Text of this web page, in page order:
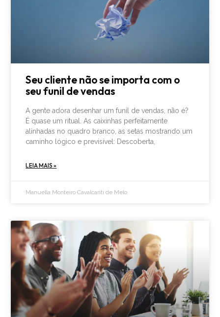
Seu cliente não se importa com o
seu funil de vendas
A gente adora desenhar um funil de vendas, não é?
É quase um ritual. As caixinhas perfeitamente
alinhadas no quadro branco, as setas mostrando um
caminho lógico e previsível: Descoberta,
LEIA MAIS »
Manuella Monteiro Cavalcanti de Melo